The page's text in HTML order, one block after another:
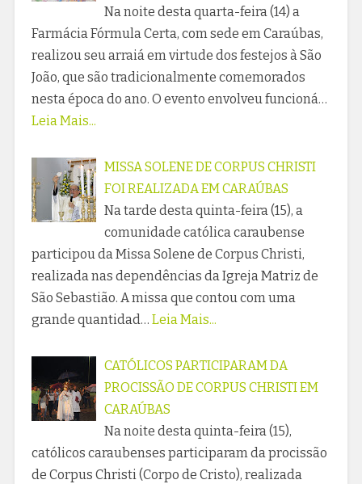
Na noite desta quarta-feira (14) a
Farmácia Fórmula Certa, com sede em Caraúbas,
realizou seu arraiá em virtude dos festejos à São
João, que são tradicionalmente comemorados
nesta época do ano. O evento envolveu funcioná…
Leia Mais...
MISSA SOLENE DE CORPUS CHRISTI
FOI REALIZADA EM CARAÚBAS
Na tarde desta quinta-feira (15), a
comunidade católica caraubense
participou da Missa Solene de Corpus Christi,
realizada nas dependências da Igreja Matriz de
São Sebastião. A missa que contou com uma
grande quantidad… Leia Mais...
CATÓLICOS PARTICIPARAM DA
PROCISSÃO DE CORPUS CHRISTI EM
CARAÚBAS
Na noite desta quinta-feira (15),
católicos caraubenses participaram da procissão
de Corpus Christi (Corpo de Cristo), realizada